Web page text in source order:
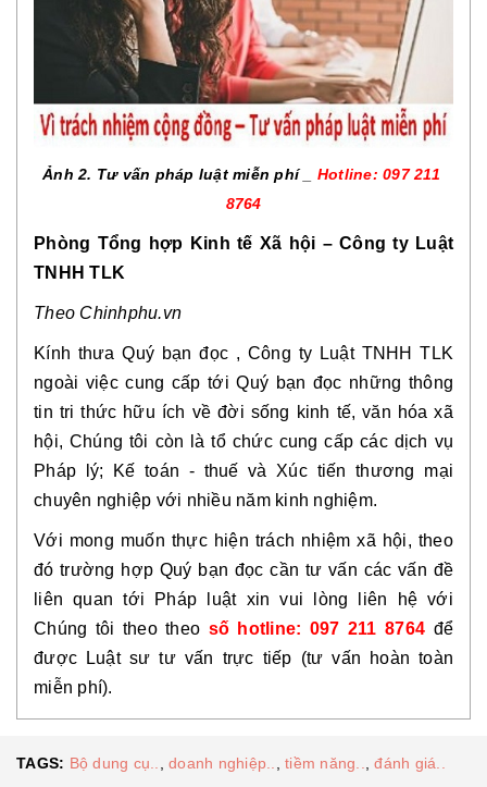
Ảnh 2. Tư vấn pháp luật miễn phí _ Hotline: 097 211
8764
Phòng Tổng hợp Kinh tế Xã hội – Công ty Luật
TNHH TLK
Theo Chinhphu.vn
Kính thưa Quý bạn đọc , Công ty Luật TNHH TLK
ngoài việc cung cấp tới Quý bạn đọc những thông
tin tri thức hữu ích về đời sống kinh tế, văn hóa xã
hội, Chúng tôi còn là tổ chức cung cấp các dịch vụ
Pháp lý; Kế toán - thuế và Xúc tiến thương mại
chuyên nghiệp với nhiều năm kinh nghiệm.
Với mong muốn thực hiện trách nhiệm xã hội, theo
đó trường hợp Quý bạn đọc cần tư vấn các vấn đề
liên quan tới Pháp luật xin vui lòng liên hệ với
Chúng tôi theo theo số hotline: 097 211 8764 để
được Luật sư tư vấn trực tiếp (tư vấn hoàn toàn
miễn phí).
TAGS: Bộ dung cụ.. doanh nghiệp.. tiềm năng.. ,đánh giá..